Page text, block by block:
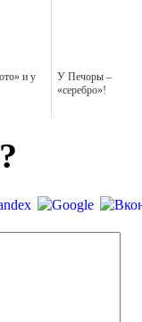
и у
У Печоры –
«серебро»!